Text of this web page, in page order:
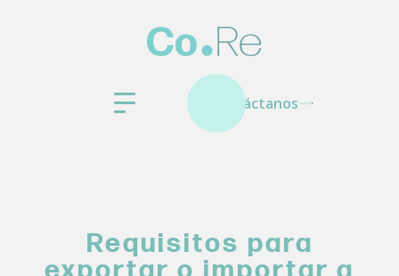
Contáctanos
Requisitos para